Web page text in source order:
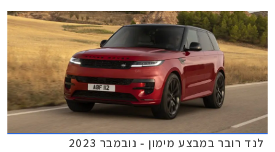
לנד רובר במבצע מימון - נובמבר 2023